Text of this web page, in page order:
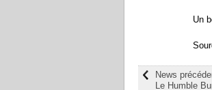
Un
News
Le Humble